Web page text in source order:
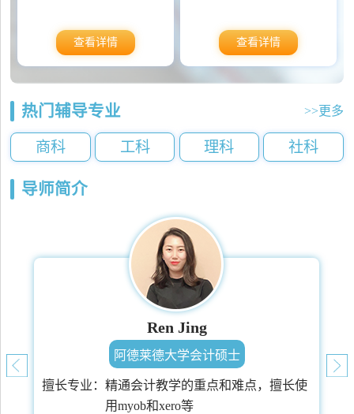
查看详情 查看详情
热门辅导专业 >>更多
商科 工科 理科 社科
导师简介
Ren Jing
阿德莱德大学会计硕士
擅长专业：精通会计教学的重点和难点，擅长使
用myob和xero等